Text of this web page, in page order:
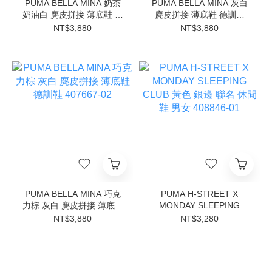
PUMA BELLA MINA 奶茶
奶油白 麂皮拼接 薄底鞋 德
訓鞋 407667-06
NT$3,880
PUMA BELLA MINA 灰白
麂皮拼接 薄底鞋 德訓鞋
407667-05
NT$3,880
PUMA BELLA MINA 巧克
力棕 灰白 麂皮拼接 薄底鞋
德訓鞋 407667-02
NT$3,880
PUMA H-STREET X
MONDAY SLEEPING
CLUB 黃色 銀邊 聯名 休閒
NT$3,280